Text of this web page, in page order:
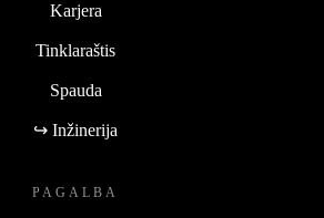
Karjera
Tinklaraštis
Spauda
↪ Inžinerija
PAGALBA